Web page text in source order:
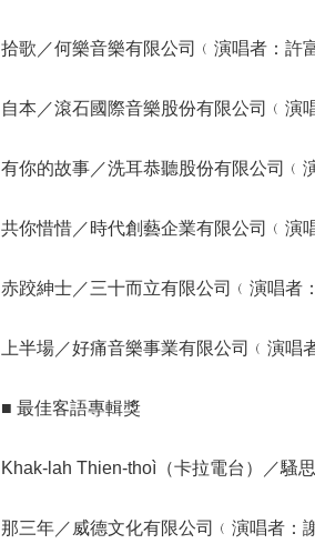
拾歌／何樂音樂有限公司﹙演唱者：許
自本／滾石國際音樂股份有限公司﹙演
有你的故事／洗耳恭聽股份有限公司﹙
共你惜惜／時代創藝企業有限公司﹙演
赤跤紳士／三十而立有限公司﹙演唱者
上半場／好痛音樂事業有限公司﹙演唱
■ 最佳客語專輯獎
Khak-lah Thien-thoì（卡拉電台）／騷
那三年／威德文化有限公司﹙演唱者：